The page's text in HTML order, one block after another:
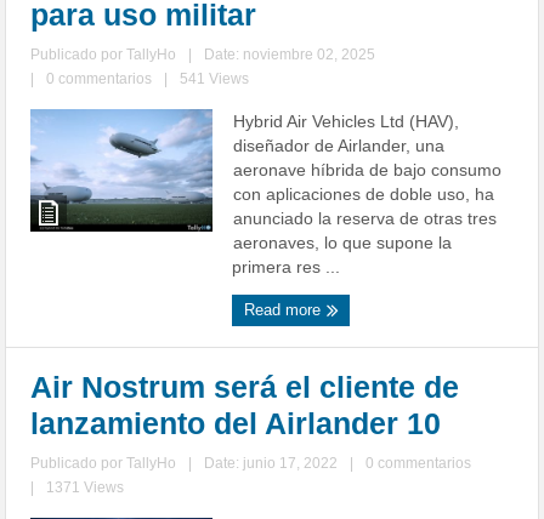
para uso militar
Publicado porTallyHo
Date: noviembre 02, 2025
0 commentarios 541 Views
Hybrid Air Vehicles Ltd (HAV),
diseñador de Airlander, una
aeronave híbrida de bajo consumo
con aplicaciones de doble uso, ha
anunciado la reserva de otras tres
aeronaves, lo que supone la
primera res ...
Read more
Air Nostrum será el cliente de
lanzamiento del Airlander 10
Publicado porTallyHo Date: junio 17, 2022
0 commentarios
1371 Views